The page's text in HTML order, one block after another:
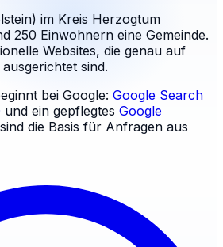
im Kreis Herzogtum
250 Einwohnern eine Gemeinde.
Websites, die genau auf
sind.
bei Google: Google Search
und ein gepflegtes Google
sind die Basis für Anfragen aus